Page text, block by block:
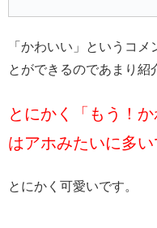
「かわいい」というコ
とができるのであまり紹
とにかく「もう！
はアホみたいに多い
とにかく可愛いです。